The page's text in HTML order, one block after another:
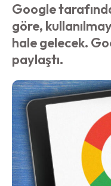
Google
göre,
hale gelecek.
paylaştı.